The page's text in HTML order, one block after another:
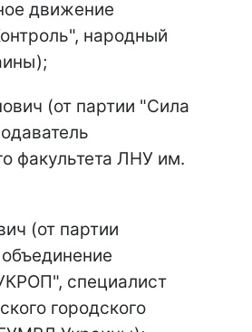
движение
народный
(от партии "Сила
факультета ЛНУ им.
(от партии
специалист
городского